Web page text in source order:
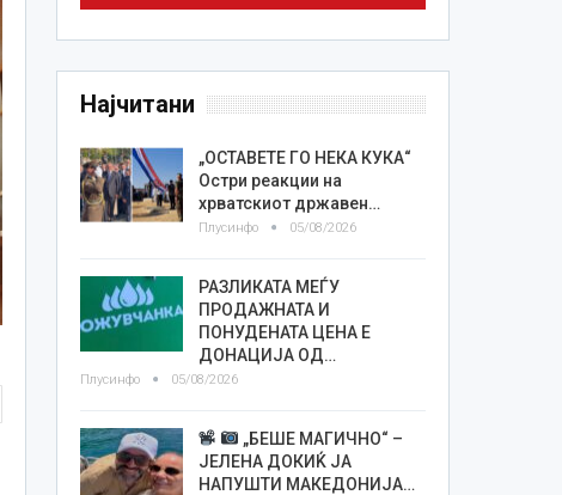
Најчитани
„ОСТАВЕТЕ ГО НЕКА КУКА“
Остри реакции на
хрватскиот државен…
Плусинфо 05/08/2026
РАЗЛИКАТА МЕЃУ
ПРОДАЖНАТА И
ПОНУДЕНАТА ЦЕНА Е
ДОНАЦИЈА ОД…
Плусинфо 05/08/2026
„БЕШЕ МАГИЧНО“ –
ЈЕЛЕНА ДОКИЌ ЈА
НАПУШТИ МАКЕДОНИЈА…